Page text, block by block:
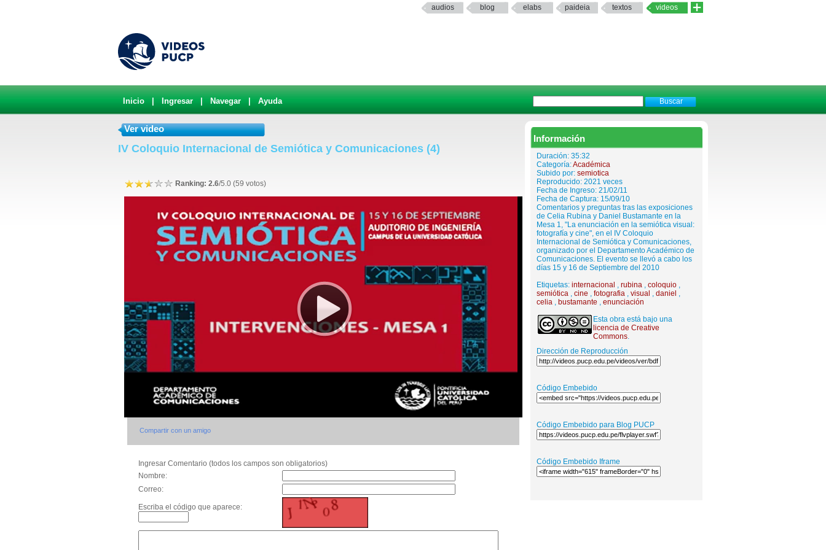
audios blog elabs paideia textos videos
Inicio Ingresar Navegar Ayuda
Información
Duración: 35:32
Categoría:Académica
Subido por: semiotica
Reproducido: 2021 veces
Fecha de Ingreso: 21/02/11
Fecha de Captura: 15/09/10
Comentarios y preguntas tras las exposiciones
de Celia Rubina y Daniel Bustamante en la
Mesa 1, "La enunciación en la semiótica visual:
fotografía y cine", en el IV Coloquio
Internacional de Semiótica y Comunicaciones,
organizado por el Departamento Académico de
Comunicaciones. El evento se llevó a cabo los
días 15 y 16 de Septiembre del 2010
Etiquetas: internacional , rubina , coloquio ,
semiótica , cine , fotografia , visual , daniel ,
celia , bustamante , enunciación
Esta obra está bajo una
licencia de Creative
Commons.
Dirección de Reproducción
Código Embebido
Código Embebido para Blog PUCP
Código Embebido Iframe
Ver video
IV Coloquio Internacional de Semiótica y Comunicaciones (4)
Ranking: 2.6/5.0 (59 votos)
Compartir con un amigo
Ingresar Comentario (todos los campos son obligatorios)
Nombre:
Correo:
Escriba el código que aparece: